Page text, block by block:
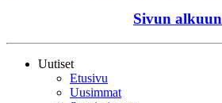
Sivun alkuun
Uutiset
Etusivu
Uusimmat